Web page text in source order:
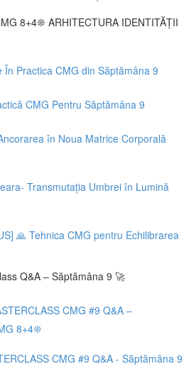
8+4❊ ARHITECTURA IDENTITĂȚII
În Practica CMG din Săptămâna 9
CMG Pentru Săptămâna 9
în Noua Matrice Corporală
Transmutația Umbrei în Lumină
🙏 Tehnica CMG pentru Echilibrarea
Q&A – Săptămâna 9 🚀
CMG #9 Q&A –
8+4❊
CMG #9 Q&A - Săptămâna 9